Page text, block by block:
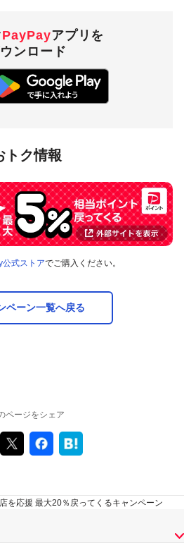
PayPayアプリを
ンロード
トク情報
公式ストアでご購入ください。
ペーン一覧へ戻る
ページをシェア
を応援 最大20％戻ってくるキャンペーン